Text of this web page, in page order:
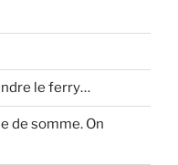
le ferry…
de somme. On